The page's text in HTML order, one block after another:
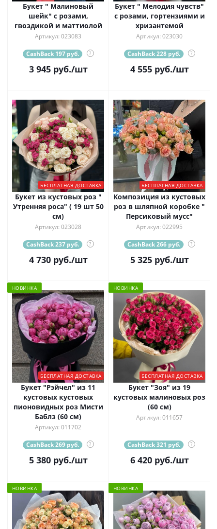
Букет " Малиновый
шейк" с розами,
гвоздикой и маттиолой
Артикул: 023083
CashBack 197 руб. ?
3 945руб./шт
Букет " Мелодия чувств"
с розами, гортензиями и
хризантемой
Артикул: 023030
CashBack 228 руб. ?
4 555руб./шт
БЕСПЛАТНАЯ ДОСТАВКА
Букет из кустовых роз "
Утренняя роса" ( 19 шт 50
см)
Артикул: 023028
CashBack 237 руб. ?
4 730руб./шт
БЕСПЛАТНАЯ ДОСТАВКА
Композиция из кустовых
роз в шляпной коробке "
Персиковый мусс"
Артикул: 022995
CashBack 266 руб. ?
5 325руб./шт
НОВИНКА
БЕСПЛАТНАЯ ДОСТАВКА
Букет "Рэйчел" из 11
кустовых кустовых
пионовидных роз Мисти
Баблз (60 см)
Артикул: 011702
CashBack 269 руб. ?
5 380руб./шт
НОВИНКА
БЕСПЛАТНАЯ ДОСТАВКА
Букет "Зоя" из 19
кустовых малиновых роз
(60 см)
Артикул: 011657
CashBack 321 руб. ?
6 420руб./шт
НОВИНКА НОВИНКА